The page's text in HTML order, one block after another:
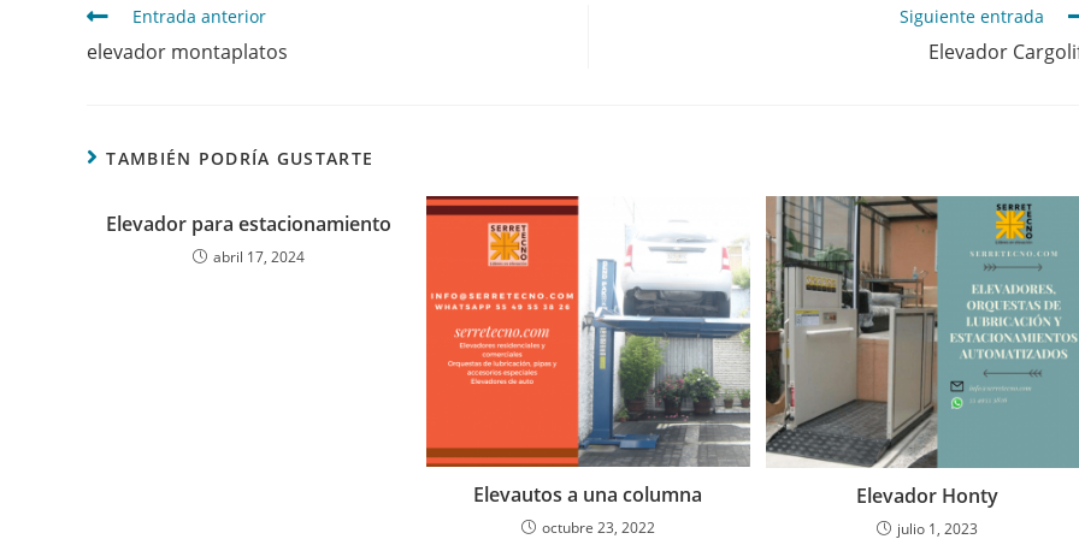
Entrada anterior
elevador montaplatos
Siguiente entrada
Elevador
TAMBIÉN PODRÍA GUSTARTE
Elevador para estacionamiento
abril 17, 2024
Elevautos a una columna
octubre 23, 2022
Elevador Honty
julio 1, 2023